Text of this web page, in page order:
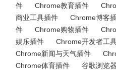
件
Chrome教育插件
商业工具插件
Chrome博客
件
Chrome购物插件
娱乐插件
Chrome开发者工
Chrome新闻与天气插件
Chrome体育插件
谷歌浏览器